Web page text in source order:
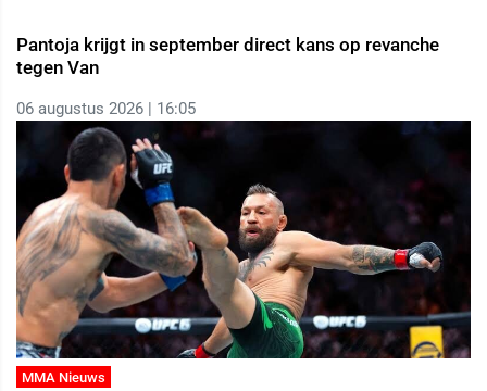
Pantoja krijgt in september direct kans op revanche
tegen Van
06 augustus 2026 | 16:05
MMA Nieuws